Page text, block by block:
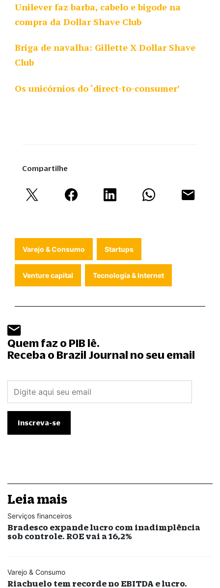
Unilever faz barba, cabelo e bigode na
compra da Dollar Shave Club
Briga de navalha: Gillette X Dollar Shave
Club
Os unicórnios do ‘direct-to-consumer’
Compartilhe
Varejo & Consumo Startups
Venture capital Tecnologia & Internet
Quem faz o PIB lê.
Receba o Brazil Journal no seu email
Leia mais
Serviços financeiros
Bradesco expande lucro com inadimplência
sob controle. ROE vai a 16,2%
Varejo & Consumo
Riachuelo tem recorde no EBITDA e lucro.